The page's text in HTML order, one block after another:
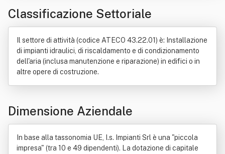
Idraulica
Acqua corrente Produzione
Classificazione Settoriale
Il settore di attività (codice ATECO 43.22.01) è: Installazione
di impianti idraulici, di riscaldamento e di condizionamento
dell'aria (inclusa manutenzione e riparazione) in edifici o in
altre opere di costruzione.
Dimensione Aziendale
In base alla tassonomia UE, I.s. Impianti Srl è una "piccola
impresa" (tra 10 e 49 dipendenti). La dotazione di capitale